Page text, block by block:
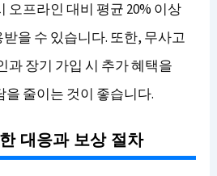
오프라인 대비 평균 20% 이상
을 수 있습니다. 또한, 무사고
과 장기 가입 시 추가 혜택을
을 줄이는 것이 좋습니다.
대응과 보상 절차